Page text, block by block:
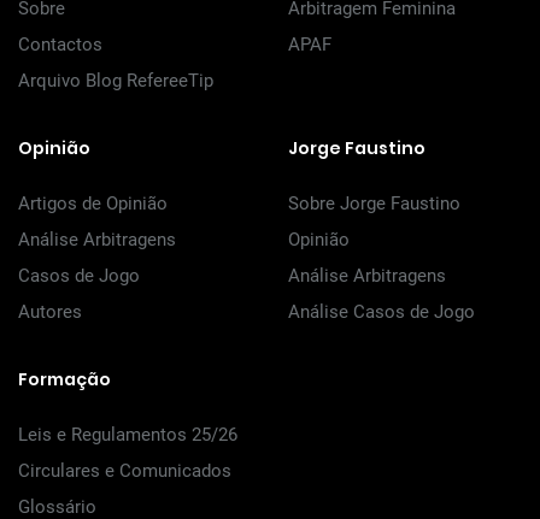
Sobre
Contactos
Arquivo Blog RefereeTip
Arbitragem Feminina
APAF
Opinião
Artigos de Opinião
Análise Arbitragens
Casos de Jogo
Autores
Jorge Faustino
Sobre Jorge Faustino
Opinião
Análise Arbitragens
Análise Casos de Jogo
Formação
Leis e Regulamentos 25/26
Circulares e Comunicados
Glossário